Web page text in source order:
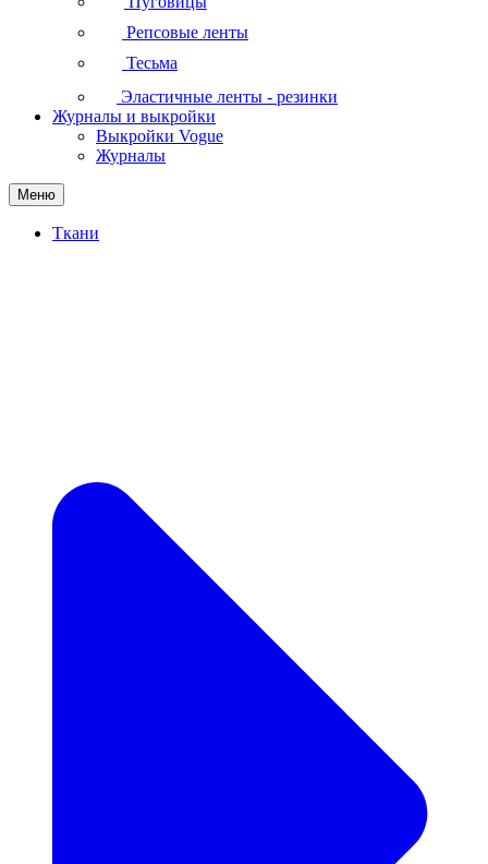
Репсовые ленты
Тесьма
Эластичные ленты - резинки
Журналы и выкройки
Выкройки Vogue
Журналы
Меню
Ткани